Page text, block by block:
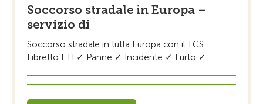
Soccorso stradale in Europa –
servizio di
Soccorso stradale in tutta Europa con il TCS
Libretto ETI ✓ Panne ✓ Incidente ✓ Furto ✓ ...